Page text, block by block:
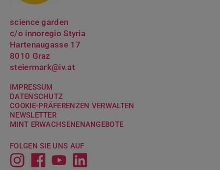
science garden
c/o innoregio Styria
Hartenaugasse 17
8010 Graz
steiermark@iv.at
IMPRESSUM
DATENSCHUTZ
COOKIE-PRÄFERENZEN VERWALTEN
NEWSLETTER
MINT ERWACH­SENENANGEBOTE
FOLGEN SIE UNS AUF